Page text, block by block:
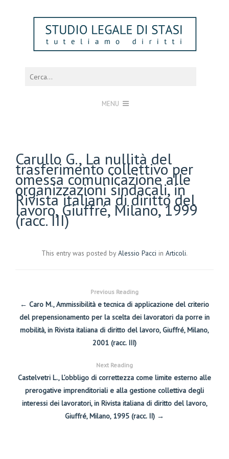
MENU
Carullo G., La nullità del
trasferimento collettivo per
omessa comunicazione alle
organizzazioni sindacali, in
Rivista italiana di diritto del
lavoro, Giuffré, Milano, 1999
(racc. III)
This entry was posted by Alessio Pacci in Articoli.
Previous Reading
← Caro M., Ammissibilità e tecnica di applicazione del criterio
del prepensionamento per la scelta dei lavoratori da porre in
mobilità, in Rivista italiana di diritto del lavoro, Giuffré, Milano,
2001 (racc. III)
Next Reading
Castelvetri L., L’obbligo di correttezza come limite esterno alle
prerogative imprenditoriali e alla gestione collettiva degli
interessi dei lavoratori, in Rivista italiana di diritto del lavoro,
Giuffré, Milano, 1995 (racc. II) →